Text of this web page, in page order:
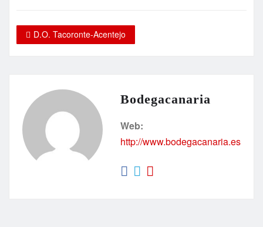
D.O. Tacoronte-Acentejo
Bodegacanaria
Web:
http://www.bodegacanaria.es